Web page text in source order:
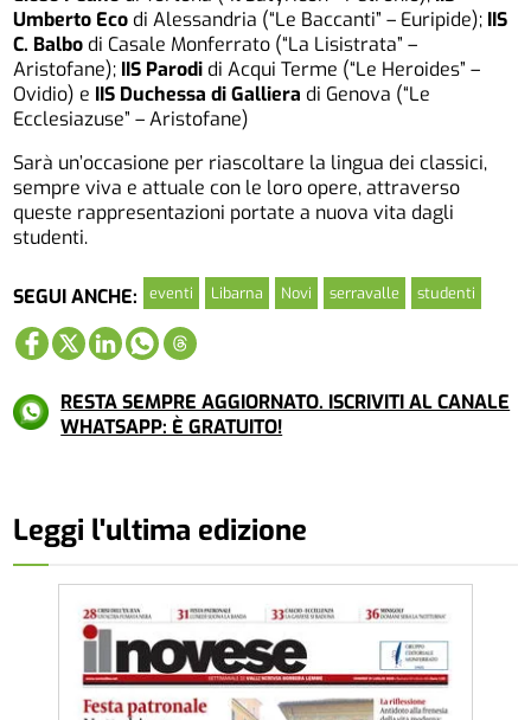
Umberto Eco di Alessandria (“Le Baccanti” – Euripide); IIS
C. Balbo di Casale Monferrato (“La Lisistrata” –
Aristofane); IIS Parodi di Acqui Terme (“Le Heroides” –
Ovidio) e IIS Duchessa di Galliera di Genova (“Le
Ecclesiazuse” – Aristofane)
Sarà un’occasione per riascoltare la lingua dei classici,
sempre viva e attuale con le loro opere, attraverso
queste rappresentazioni portate a nuova vita dagli
studenti.
SEGUI ANCHE: eventi Libarna Novi serravalle studenti
RESTA SEMPRE AGGIORNATO. ISCRIVITI AL CANALE
WHATSAPP: È GRATUITO!
Leggi l'ultima edizione